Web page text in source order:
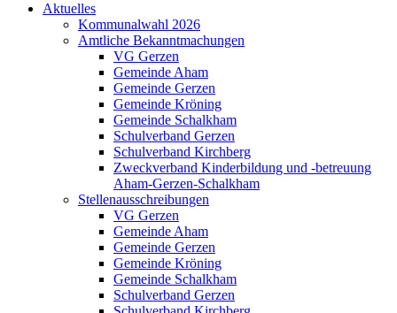
Aktuelles
Kommunalwahl 2026
Amtliche Bekanntmachungen
VG Gerzen
Gemeinde Aham
Gemeinde Gerzen
Gemeinde Kröning
Gemeinde Schalkham
Schulverband Gerzen
Schulverband Kirchberg
Zweckverband Kinderbildung und -betreuung
Aham-Gerzen-Schalkham
Stellenausschreibungen
VG Gerzen
Gemeinde Aham
Gemeinde Gerzen
Gemeinde Kröning
Gemeinde Schalkham
Schulverband Gerzen